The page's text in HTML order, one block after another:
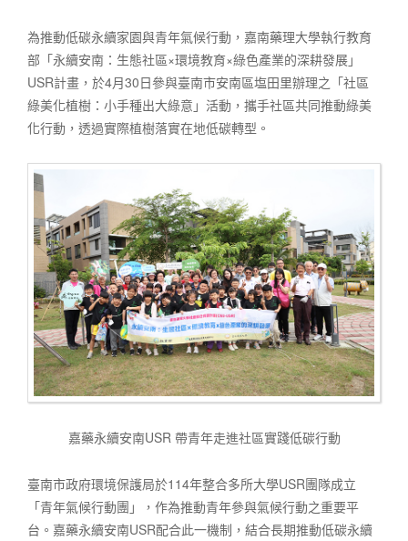
為推動低碳永續家園與青年氣候行動，嘉南藥理大學執行教育
部「永續安南：生態社區×環境教育×綠色產業的深耕發展」
USR計畫，於4月30日參與臺南市安南區塩田里辦理之「社區
綠美化植樹：小手種出大綠意」活動，攜手社區共同推動綠美
化行動，透過實際植樹落實在地低碳轉型。
嘉藥永續安南USR 帶青年走進社區實踐低碳行動
臺南市政府環境保護局於114年整合多所大學USR團隊成立
「青年氣候行動團」，作為推動青年參與氣候行動之重要平
台。嘉藥永續安南USR配合此一機制，結合長期推動低碳永續